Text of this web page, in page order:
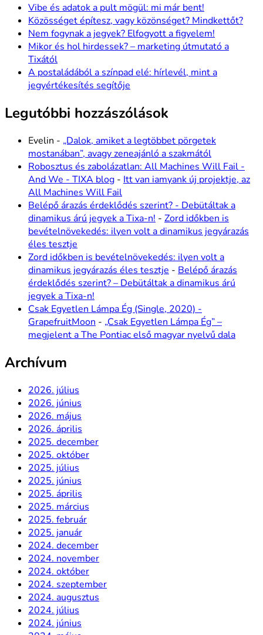
Vibe és adatok a pult mögül: mi már bent!
Közösséget építesz, vagy közönséget? Mindkettőt?
Nem fogynak a jegyek? Elfogyott a figyelem!
Mikor és hol hirdessek? – marketing útmutató a
Tixától
A postaládából a színpad elé: hírlevél, mint a
jegyértékesítés segítője
Legutóbbi hozzászólások
Evelin - „Dalok, amiket a legtöbbet pörgetek
mostanában”, avagy zeneajánló a szakmától
Robosztus és zabolázatlan: All Machines Will Fail -
And We - TIXA blog - Itt van iamyank új projektje, az
All Machines Will Fail
Belépő árazás érdeklődés szerint? - Debütáltak a
dinamikus árú jegyek a Tixa-n! - Zord időkben is
bevételnövekedés: ilyen volt a dinamikus jegyárazás
éles tesztje
Zord időkben is bevételnövekedés: ilyen volt a
dinamikus jegyárazás éles tesztje - Belépő árazás
érdeklődés szerint? – Debütáltak a dinamikus árú
jegyek a Tixa-n!
Csak Egyetlen Lámpa Ég (Single, 2020) -
GrapefruitMoon - „Csak Egyetlen Lámpa Ég” –
megjelent a The Pontiac első magyar nyelvű dala
Archívum
2026. július
2026. június
2026. május
2026. április
2025. december
2025. október
2025. július
2025. június
2025. április
2025. március
2025. február
2025. január
2024. december
2024. november
2024. október
2024. szeptember
2024. augusztus
2024. július
2024. június